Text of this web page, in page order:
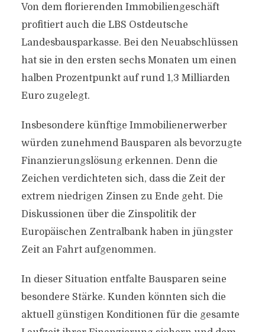
Von dem florierenden Immobiliengeschäft
profitiert auch die LBS Ostdeutsche
Landesbausparkasse. Bei den Neuabschlüssen
hat sie in den ersten sechs Monaten um einen
halben Prozentpunkt auf rund 1,3 Milliarden
Euro zugelegt.
Insbesondere künftige Immobilienerwerber
würden zunehmend Bausparen als bevorzugte
Finanzierungslösung erkennen. Denn die
Zeichen verdichteten sich, dass die Zeit der
extrem niedrigen Zinsen zu Ende geht. Die
Diskussionen über die Zinspolitik der
Europäischen Zentralbank haben in jüngster
Zeit an Fahrt aufgenommen.
In dieser Situation entfalte Bausparen seine
besondere Stärke. Kunden könnten sich die
aktuell günstigen Konditionen für die gesamte